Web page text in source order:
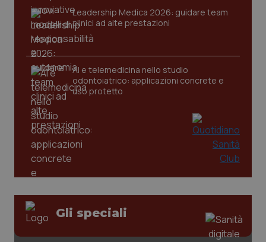
Leadership Medica 2026: guidare team
clinici ad alte prestazioni
AI e telemedicina nello studio
odontoiatrico: applicazioni concrete e
uso protetto
Gli speciali
CookieScriptConsent
tracking-enable